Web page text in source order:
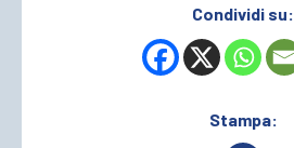
Condividi su:
Stampa: